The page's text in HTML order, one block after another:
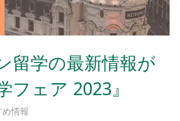
留学の最新情報が
ェア 2023』
め情報